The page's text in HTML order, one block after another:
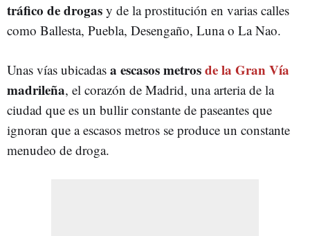
tráfico de drogas y de la prostitución en varias calles
como Ballesta, Puebla, Desengaño, Luna o La Nao.
Unas vías ubicadas a escasos metrosde la Gran Vía
madrileña, el corazón de Madrid, una arteria de la
ciudad que es un bullir constante de paseantes que
ignoran que a escasos metros se produce un constante
menudeo de droga.